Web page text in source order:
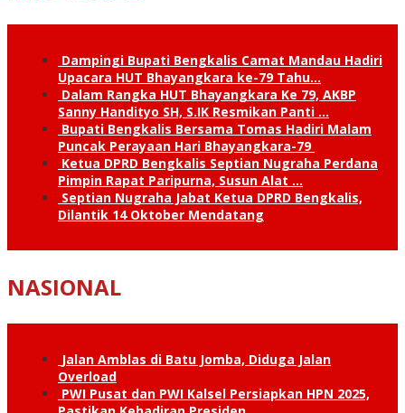
Dampingi Bupati Bengkalis Camat Mandau Hadiri
Upacara HUT Bhayangkara ke-79 Tahu…
Dalam Rangka HUT Bhayangkara Ke 79, AKBP
Sanny Handityo SH, S.IK Resmikan Panti …
Bupati Bengkalis Bersama Tomas Hadiri Malam
Puncak Perayaan Hari Bhayangkara-79
Ketua DPRD Bengkalis Septian Nugraha Perdana
Pimpin Rapat Paripurna, Susun Alat …
Septian Nugraha Jabat Ketua DPRD Bengkalis,
Dilantik 14 Oktober Mendatang
NASIONAL
Jalan Amblas di Batu Jomba, Diduga Jalan
Overload
PWI Pusat dan PWI Kalsel Persiapkan HPN 2025,